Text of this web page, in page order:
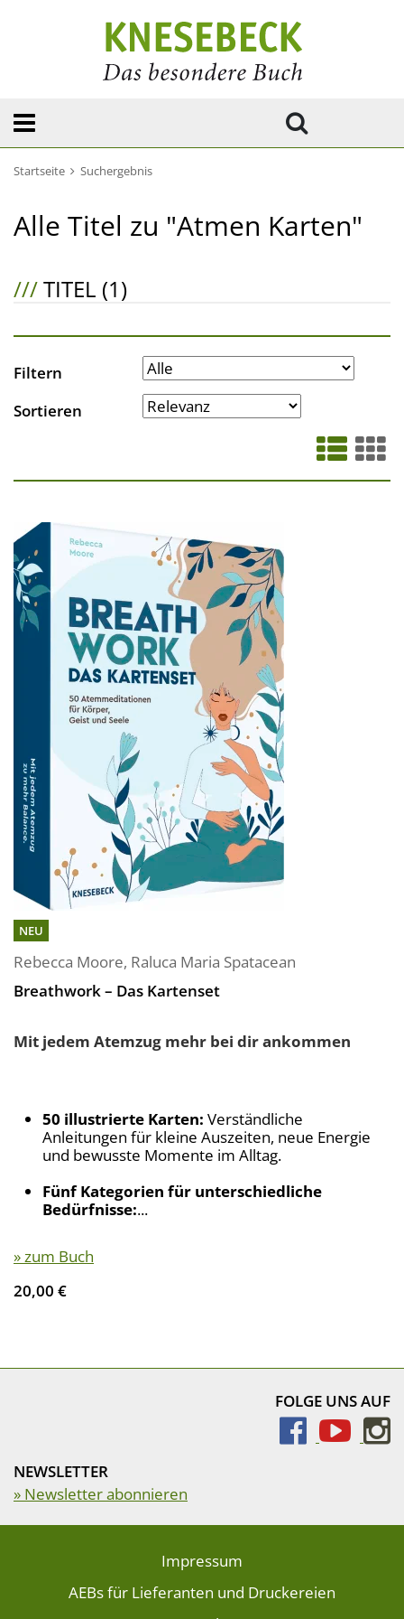
Startseite Suchergebnis
Alle Titel zu "Atmen Karten"
///TITEL (1)
Filtern
Sortieren
NEU
Rebecca Moore, Raluca Maria Spatacean
Breathwork – Das Kartenset
Mit jedem Atemzug mehr bei dir ankommen
50 illustrierte Karten: Verständliche
Anleitungen für kleine Auszeiten, neue Energie
und bewusste Momente im Alltag.
Fünf Kategorien für unterschiedliche
Bedürfnisse:...
» zum Buch
20,00 €
FOLGE UNS AUF
NEWSLETTER
» Newsletter abonnieren
Impressum
AEBs für Lieferanten und Druckereien